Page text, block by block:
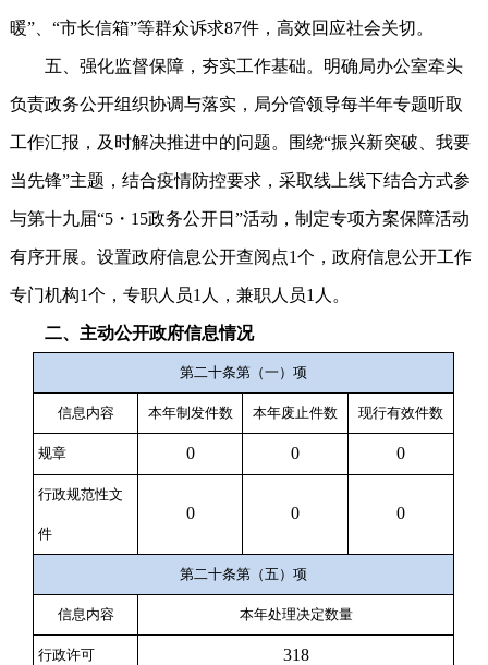
暖”、“市长信箱”等群众诉求87件，高效回应社会关切。
五、强化监督保障，夯实工作基础。明确局办公室牵头
负责政务公开组织协调与落实，局分管领导每半年专题听取
工作汇报，及时解决推进中的问题。围绕“振兴新突破、我要
当先锋”主题，结合疫情防控要求，采取线上线下结合方式参
与第十九届“5・15政务公开日”活动，制定专项方案保障活动
有序开展。设置政府信息公开查阅点1个，政府信息公开工作
专门机构1个，专职人员1人，兼职人员1人。
二、主动公开政府信息情况
第二十条第（一）项
信息内容 本年制 发件数 本年废止件数 现行有效件数
规章 0 0 0
行政规范性文
件
0 0 0
第二十条第（五）项
信息内容 本年处理决定数量
行政许可 318